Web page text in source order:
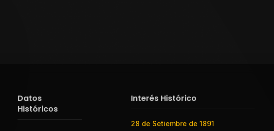
Datos
Históricos
Interés Histórico
28 de Setiembre de 1891